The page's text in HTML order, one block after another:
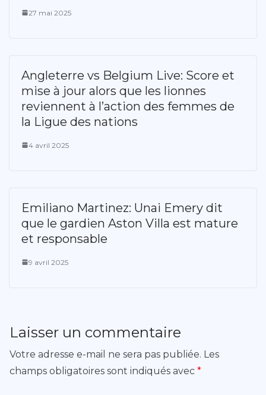
27 mai 2025
Angleterre vs Belgium Live: Score et
mise à jour alors que les lionnes
reviennent à l’action des femmes de
la Ligue des nations
4 avril 2025
Emiliano Martinez: Unai Emery dit
que le gardien Aston Villa est mature
et responsable
9 avril 2025
Laisser un commentaire
Votre adresse e-mail ne sera pas publiée. Les
champs obligatoires sont indiqués avec *